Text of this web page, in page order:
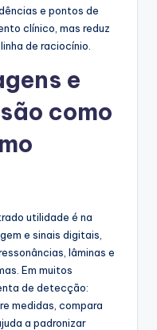
e pontos de
clínico, mas reduz
de raciocínio.
e
como
utilidade é na
e sinais digitais,
lâminas e
Em muitos
de detecção:
medidas, compara
a padronizar